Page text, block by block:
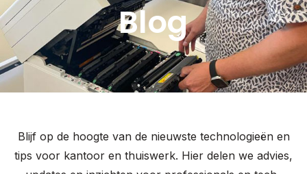
Blog
Blijf op de hoogte van de nieuwste technologieën en
tips voor kantoor en thuiswerk. Hier delen we advies,